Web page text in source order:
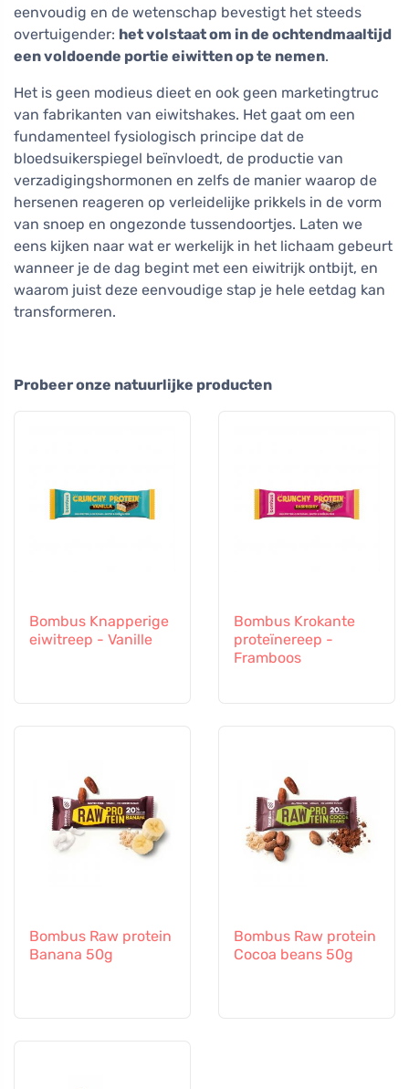
eenvoudig en de wetenschap bevestigt het steeds
overtuigender: het volstaat om in de ochtendmaaltijd
een voldoende portie eiwitten op te nemen.
Het is geen modieus dieet en ook geen marketingtruc
van fabrikanten van eiwitshakes. Het gaat om een
fundamenteel fysiologisch principe dat de
bloedsuikerspiegel beïnvloedt, de productie van
verzadigingshormonen en zelfs de manier waarop de
hersenen reageren op verleidelijke prikkels in de vorm
van snoep en ongezonde tussendoortjes. Laten we
eens kijken naar wat er werkelijk in het lichaam gebeurt
wanneer je de dag begint met een eiwitrijk ontbijt, en
waarom juist deze eenvoudige stap je hele eetdag kan
transformeren.
Probeer onze natuurlijke producten
Bombus Knapperige
eiwitreep - Vanille
Bombus Krokante
proteïnereep -
Framboos
Bombus Raw protein
Banana 50g
Bombus Raw protein
Cocoa beans 50g